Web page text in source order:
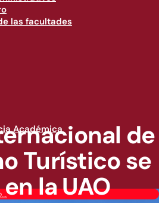
las facultades
Académica
de
Turístico se
la UAO